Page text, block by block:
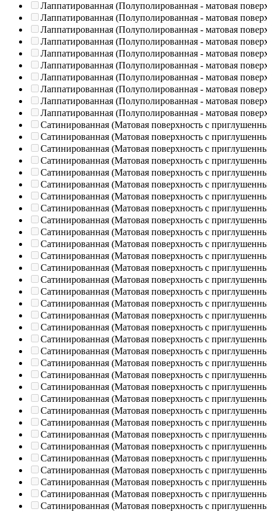
Лаппатированная (Полуполированная - матовая
Лаппатированная (Полуполированная - матовая
Лаппатированная (Полуполированная - матовая
Лаппатированная (Полуполированная - матовая
Лаппатированная (Полуполированная - матовая
Лаппатированная (Полуполированная - матовая
Лаппатированная (Полуполированная - матовая
Лаппатированная (Полуполированная - матовая
Лаппатированная (Полуполированная - матовая
Лаппатированная (Полуполированная - матовая
Сатинированная (Матовая поверхность с
Сатинированная (Матовая поверхность с
Сатинированная (Матовая поверхность с
Сатинированная (Матовая поверхность с
Сатинированная (Матовая поверхность с
Сатинированная (Матовая поверхность с
Сатинированная (Матовая поверхность с
Сатинированная (Матовая поверхность с
Сатинированная (Матовая поверхность с
Сатинированная (Матовая поверхность с
Сатинированная (Матовая поверхность с
Сатинированная (Матовая поверхность с
Сатинированная (Матовая поверхность с
Сатинированная (Матовая поверхность с
Сатинированная (Матовая поверхность с
Сатинированная (Матовая поверхность с
Сатинированная (Матовая поверхность с
Сатинированная (Матовая поверхность с
Сатинированная (Матовая поверхность с
Сатинированная (Матовая поверхность с
Сатинированная (Матовая поверхность с
Сатинированная (Матовая поверхность с
Сатинированная (Матовая поверхность с
Сатинированная (Матовая поверхность с
Сатинированная (Матовая поверхность с
Сатинированная (Матовая поверхность с
Сатинированная (Матовая поверхность с
Сатинированная (Матовая поверхность с
Сатинированная (Матовая поверхность с
Сатинированная (Матовая поверхность с
Сатинированная (Матовая поверхность с
Сатинированная (Матовая поверхность с
Сатинированная (Матовая поверхность с